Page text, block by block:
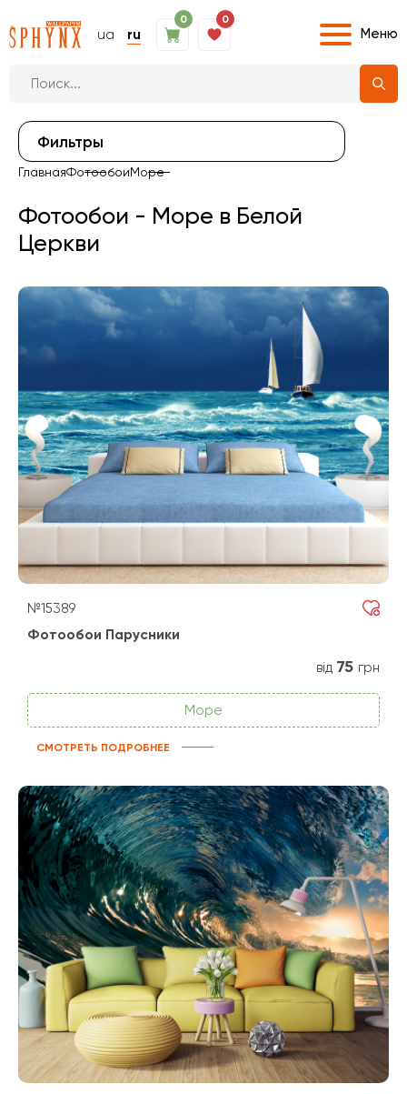
ua ru
0 0
Меню
Фильтры
ГлавнаяФотообоиМоре
Фотообои - Море в Белой
Церкви
№15389
Фотообои Парусники
від 75 грн
Море
СМОТРЕТЬ ПОДРОБНЕЕ